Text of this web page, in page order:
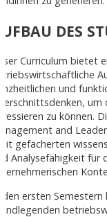
DES
Curriculum bietet
und
zu können.
and
gefächerten
Analysefähigkeit für
den ersten